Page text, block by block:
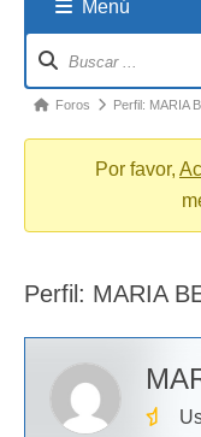
Menú
You
Foros Perfil: MARIA
Por favor,
Perfil: MARIA